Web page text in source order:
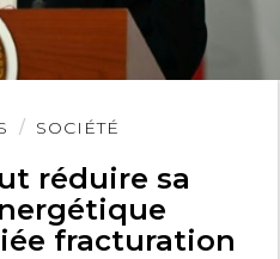
SOCIÉTÉ
réduire sa
fracturation